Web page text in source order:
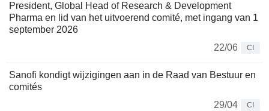
President, Global Head of Research & Development
Pharma en lid van het uitvoerend comité, met ingang van 1
september 2026
22/06
CI
Sanofi kondigt wijzigingen aan in de Raad van Bestuur en
comités
29/04
CI